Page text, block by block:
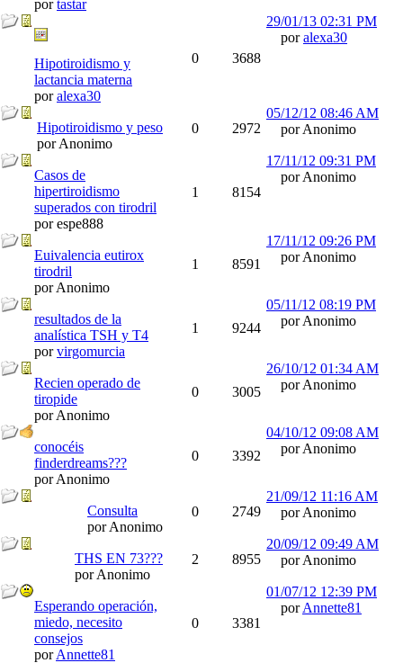
portastar
Hipotiroidismo y
lactancia materna
poralexa30
0 3688
29/01/13 02:31 PM
poralexa30
Hipotiroidismo y peso
por Anonimo
0 2972
05/12/12 08:46 AM
por Anonimo
Casos de
hipertiroidismo
superados con tirodril
por espe888
1 8154
17/11/12 09:31 PM
por Anonimo
Euivalencia eutirox
tirodril
por Anonimo
1 8591
17/11/12 09:26 PM
por Anonimo
resultados de la
analística TSH y T4
porvirgomurcia
1 9244
05/11/12 08:19 PM
por Anonimo
Recien operado de
tiropide
por Anonimo
0 3005
26/10/12 01:34 AM
por Anonimo
conocéis
finderdreams???
por Anonimo
0 3392
04/10/12 09:08 AM
por Anonimo
Consulta
por Anonimo
0 2749
21/09/12 11:16 AM
por Anonimo
THS EN 73???
por Anonimo
2 8955
20/09/12 09:49 AM
por Anonimo
Esperando operación,
miedo, necesito
consejos
porAnnette81
0 3381
01/07/12 12:39 PM
porAnnette81